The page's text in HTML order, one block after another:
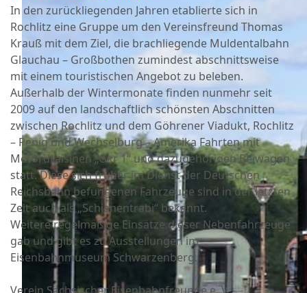
In den zurückliegenden Jahren etablierte sich in
Rochlitz eine Gruppe um den Vereinsfreund Thomas
Krauß mit dem Ziel, die brachliegende Muldentalbahn
Glauchau – Großbothen zumindest abschnittsweise
mit einem touristischen Angebot zu beleben.
Außerhalb der Wintermonate finden nunmehr seit
2009 auf den landschaftlich schönsten Abschnitten
zwischen Rochlitz und dem Göhrener Viadukt, Rochlitz
– Penig und Wechselburg – Amerika Fahrten mit
Motordraisinen „Gkr 1“ und dazugehörigen Beiwagen
statt. Diese sich früher im Dienst der Deutschen
Reichsbahn befundenen Fahrzeuge sind in der letzten
Zeit auch als „Schienentrabi“ bekannt.
Weitere regelmäßige Einsätze dieser Nebenfahrzeuge
gab und gibt es zu Ausstellungen im
Eisenbahnmuseum Schwarzenberg.